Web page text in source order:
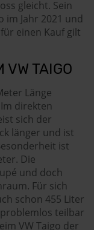
gleicht. Sein
im Jahr 2021 und
einen Kauf gilt
VW TAIGO
Länge
direkten
sich der
länger und ist
ist
Die
und doch
Für sich
schon 455 Liter
teilbar
VW Taigo der